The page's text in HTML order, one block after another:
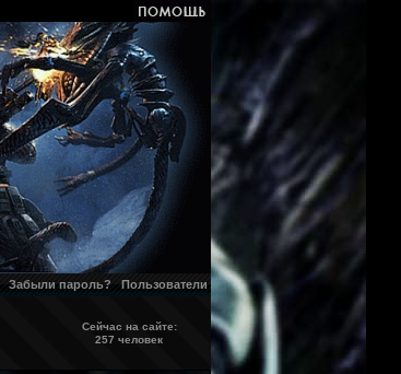
Забыли пароль? Пользователи
Сейчас на сайте:
257 человек